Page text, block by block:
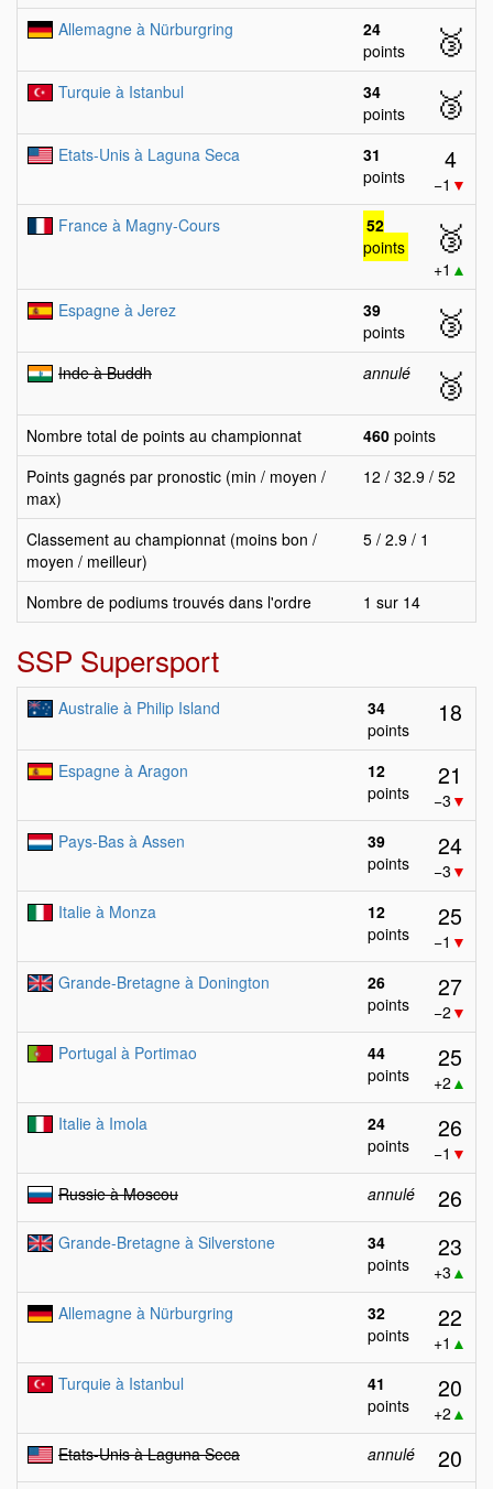
Allemagne à Nürburgring
24
points
🥉
Turquie à Istanbul
34
points
🥉
Etats-Unis à Laguna Seca
31
points
4
−1 ▼
France à Magny-Cours
52
points
🥉
+1 ▲
Espagne à Jerez
39
points
🥉
Inde à Buddh annulé 🥉
Nombre total de points au championnat 460 points
Points gagnés par pronostic (min / moyen /
max)
12 / 32.9 / 52
Classement au championnat (moins bon /
moyen / meilleur)
5 / 2.9 / 1
Nombre de podiums trouvés dans l'ordre 1 sur 14
SSP Supersport
Australie à Philip Island
34
points
18
Espagne à Aragon
12
points
21
−3 ▼
Pays-Bas à Assen
39
points
24
−3 ▼
Italie à Monza
12
points
25
−1 ▼
Grande-Bretagne à Donington
26
points
27
−2 ▼
Portugal à Portimao
44
points
25
+2 ▲
Italie à Imola
24
points
26
−1 ▼
Russie à Moscou
annulé 26
Grande-Bretagne à Silverstone
34
points
23
+3 ▲
Allemagne à Nürburgring
32
points
22
+1 ▲
Turquie à Istanbul
41
points
20
+2 ▲
Etats-Unis à Laguna Seca
annulé 20